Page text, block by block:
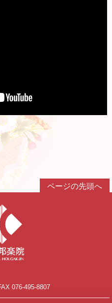
ページの先頭へ
076-495-8807